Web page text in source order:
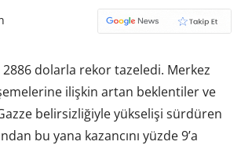
2886 dolarla rekor tazeledi. Merkez
ilişkin artan beklentiler ve
belirsizliğiyle yükselişi sürdüren
bu yana kazancını yüzde 9’a